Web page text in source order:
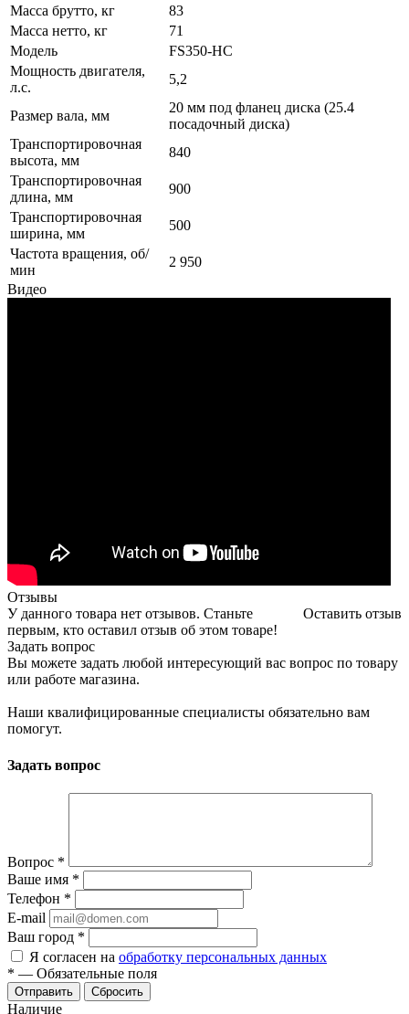
Масса брутто, кг
83
Масса нетто, кг
71
Модель
FS350-HC
Мощность двигателя,
л.с.
5,2
Размер вала, мм
20 мм под фланец диска (25.4
посадочный диска)
Транспортировочная
высота, мм
840
Транспортировочная
длина, мм
900
Транспортировочная
ширина, мм
500
Частота вращения, об/
мин
2 950
Видео
Отзывы
Оставить отзыв
У данного товара нет отзывов. Станьте
первым, кто оставил отзыв об этом товаре!
Задать вопрос
Вы можете задать любой интересующий вас вопрос по товару
или работе магазина.
Наши квалифицированные специалисты обязательно вам
помогут.
Задать вопрос
Вопрос *
Ваше имя *
Телефон *
E-mail
Ваш город *
Я согласен на обработку персональных данных
* — Обязательные поля
Сбросить
Наличие